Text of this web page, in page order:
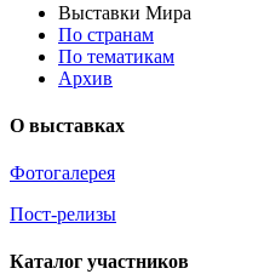
Выставки Мира
По странам
По тематикам
Архив
О выставках
Фотогалерея
Пост-релизы
Каталог участников